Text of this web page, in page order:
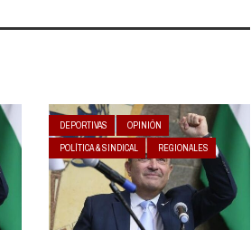
DEPORTIVAS
OPINIÓN
POLÍTICA & SINDICAL
REGIONALES